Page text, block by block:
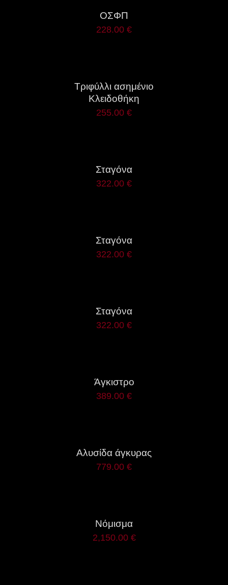
ΟΣΦΠ
228.00 €
Τριφύλλι ασημένιο
Κλειδοθήκη
255.00 €
Σταγόνα
322.00 €
Σταγόνα
322.00 €
Σταγόνα
322.00 €
Άγκιστρο
389.00 €
Αλυσίδα άγκυρας
779.00 €
Νόμισμα
2,150.00 €